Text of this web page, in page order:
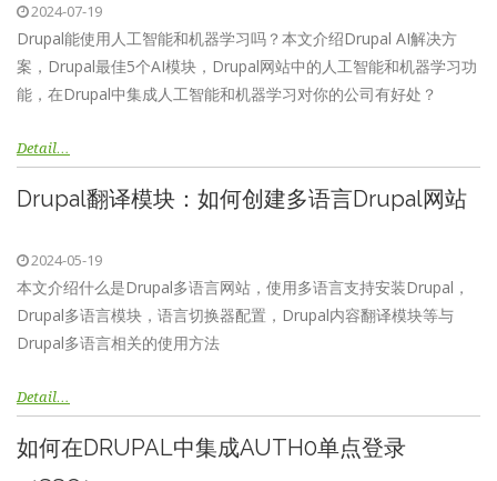
2024-07-19
Drupal能使用人工智能和机器学习吗？本文介绍Drupal AI解决方
案，Drupal最佳5个AI模块，Drupal网站中的人工智能和机器学习功
能，在Drupal中集成人工智能和机器学习对你的公司有好处？
Detail…
Drupal翻译模块：如何创建多语言Drupal网站
2024-05-19
本文介绍什么是Drupal多语言网站，使用多语言支持安装Drupal，
Drupal多语言模块，语言切换器配置，Drupal内容翻译模块等与
Drupal多语言相关的使用方法
Detail…
如何在DRUPAL中集成AUTH0单点登录